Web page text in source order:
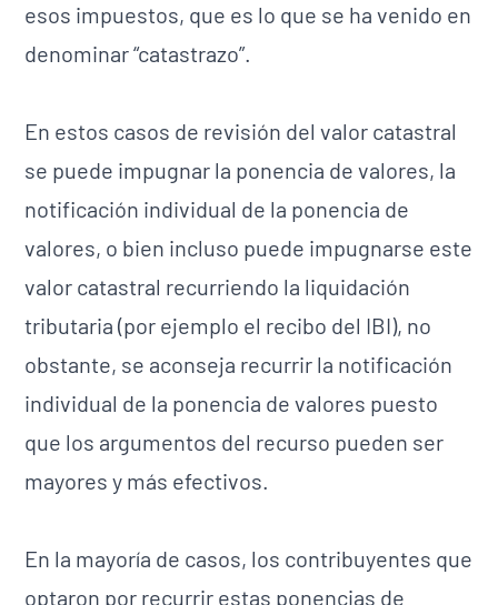
esos impuestos, que es lo que se ha venido en
denominar “catastrazo”.
En estos casos de revisión del valor catastral
se puede impugnar la ponencia de valores, la
notificación individual de la ponencia de
valores, o bien incluso puede impugnarse este
valor catastral recurriendo la liquidación
tributaria (por ejemplo el recibo del IBI), no
obstante, se aconseja recurrir la notificación
individual de la ponencia de valores puesto
que los argumentos del recurso pueden ser
mayores y más efectivos.
En la mayoría de casos, los contribuyentes que
optaron por recurrir estas ponencias de